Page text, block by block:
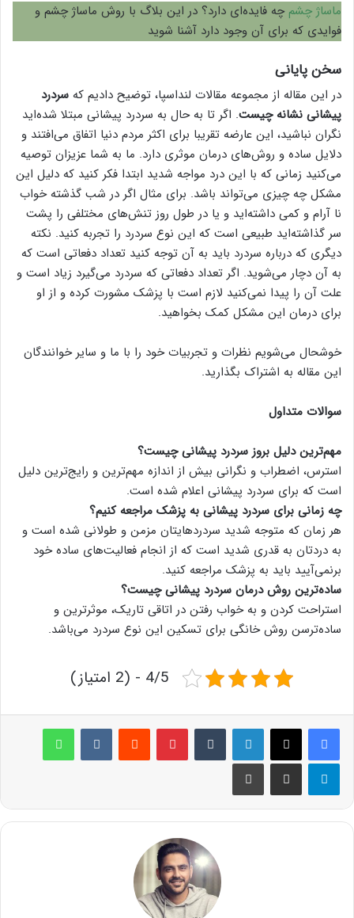
ماساژ چشم چه فایده‌ای دارد؟ در این بلاگ با روش ماساژ چشم و
فوایدی که برای آن وجود دارد آشنا شوید
سخن پایانی
در این مقاله از مجموعه مقالات لنداسپا، توضیح دادیم که سردرد
پیشانی نشانه چیست. اگر تا به حال به سردرد پیشانی مبتلا شده‌اید
نگران نباشید، این عارضه تقریبا برای اکثر مردم دنیا اتفاق می‌افتند و
دلایل ساده و روش‌های درمان موثری دارد. ما به شما عزیزان توصیه
می‌کنید زمانی که با این درد مواجه شدید ابتدا فکر کنید که دلیل این
مشکل چه چیزی می‌تواند باشد. برای مثال اگر در شب گذشته خواب
نا آرام و کمی داشته‌اید و یا در طول روز تنش‌های مختلفی را پشت
سر گذاشته‌اید طبیعی است که این نوع سردرد را تجربه کنید. نکته
دیگری که درباره سردرد باید به آن توجه کنید تعداد دفعاتی است که
به آن دچار می‌شوید. اگر تعداد دفعاتی که سردرد می‌گیرد زیاد است و
علت آن را پیدا نمی‌کنید لازم است با پزشک مشورت کرده و از او
برای درمان این مشکل کمک بخواهید.
خوشحال می‌شویم نظرات و تجربیات خود را با ما و سایر خوانندگان
این مقاله به اشتراک بگذارید.
سوالات متداول
مهم‌ترین دلیل بروز سردرد پیشانی چیست؟
استرس، اضطراب و نگرانی بیش از اندازه مهم‌ترین و رایج‌ترین دلیل
است که برای سردرد پیشانی اعلام شده است.
چه زمانی برای سردرد پیشانی به پزشک مراجعه کنیم؟
هر زمان که متوجه شدید سردرد‌هایتان مزمن و طولانی شده‌ است و
به دردتان به قدری شدید است که از انجام فعالیت‌های ساده خود
برنمی‌آیید باید به پزشک مراجعه کنید.
ساده‌ترین روش درمان سردرد پیشانی چیست؟
استراحت کردن و به خواب رفتن در اتاقی تاریک، موثر‌ترین و
ساده‌ترسن روش خانگی برای تسکین این نوع سردرد می‌باشد.
4/5 - (2 امتیاز)
لینکدین ‫تامبلر پینترست‫رددیت ‫VKontakteواتس آپ
تلگرام اشتراک گذاری از طریق ایمیل چاپ